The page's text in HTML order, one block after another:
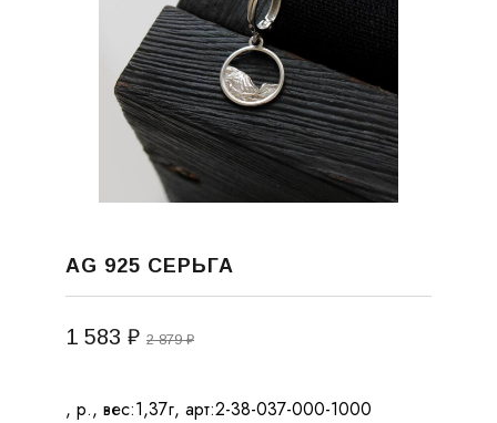
AG 925 СЕРЬГА
1 583 ₽ 2 879 ₽
, р., вес:1,37г, арт:2-38-037-000-1000